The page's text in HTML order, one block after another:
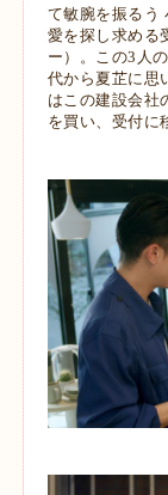
て敏腕を振るう
愛を探し求める
ー）。この3人
代から夏芷に思
はこの建設会社
を買い、受付に